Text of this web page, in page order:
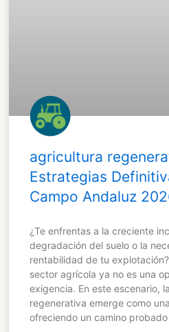
agricultura
Estrategias
Campo Andaluz
¿Te enfrentas a la creciente
degradación del suelo o la
rentabilidad de tu
sector agrícola ya no es una
exigencia. En este escenario,
regenerativa emerge como
ofreciendo un camino probado